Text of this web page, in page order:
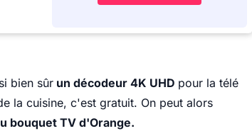
bien sûr un décodeur 4K UHD pour la télé
la cuisine, c'est gratuit. On peut alors
bouquet TV d'Orange.